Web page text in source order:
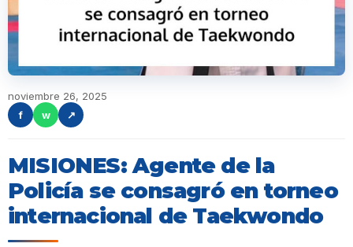
noviembre 26, 2025
f
w ↗
MISIONES: Agente de la
Policía se consagró en torneo
internacional de Taekwondo